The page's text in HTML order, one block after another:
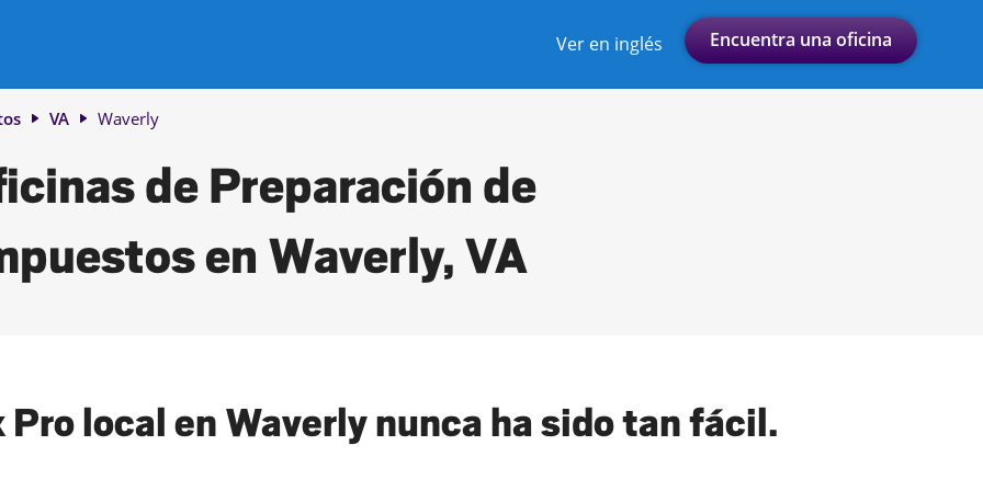
Encuentra una oficina
Ver en inglés
VA Waverly
de Preparación de
en Waverly, VA
Pro local en Waverly nunca ha sido tan fácil.